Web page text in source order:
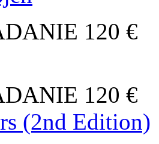
120 €
120 €
(2nd Edition)